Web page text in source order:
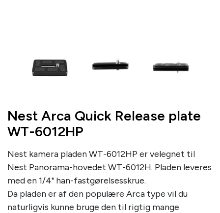
Nest Arca Quick Release plate
WT-6012HP
Nest kamera pladen WT-6012HP er velegnet til
Nest Panorama-hovedet WT-6012H. Pladen leveres
med en 1/4" han-fastgørelsesskrue.
Da pladen er af den populære Arca type vil du
naturligvis kunne bruge den til rigtig mange